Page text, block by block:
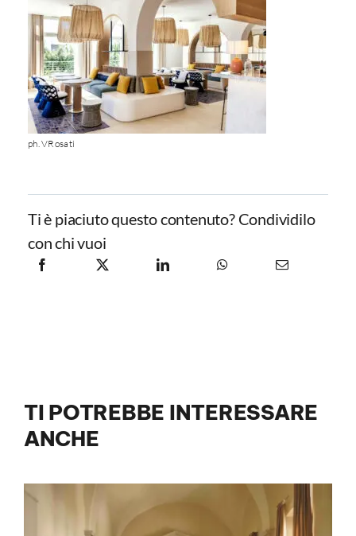
ph. VRosati
Ti è piaciuto questo contenuto? Condividilo
con chi vuoi
TI POTREBBE INTERESSARE
ANCHE